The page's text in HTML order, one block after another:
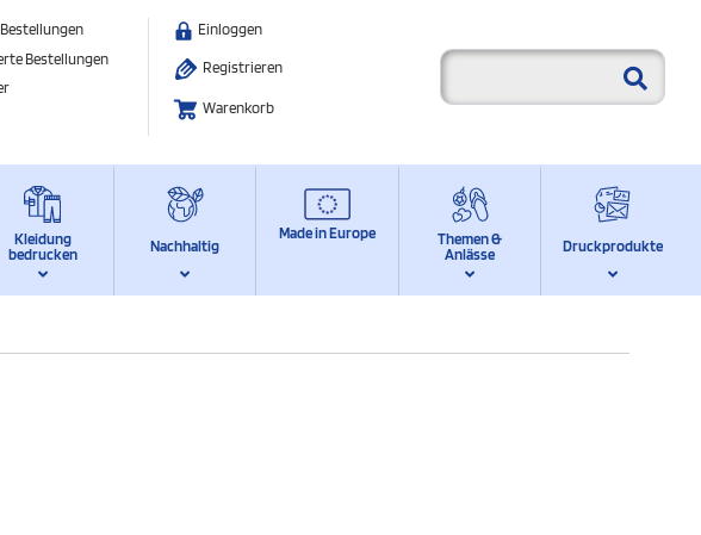
Bestellungen
Einloggen
Registrieren
Warenkorb
Kleidung
bedrucken
Nachhaltig
Made in Europe
Themen &
Anlässe
Druckprodukte